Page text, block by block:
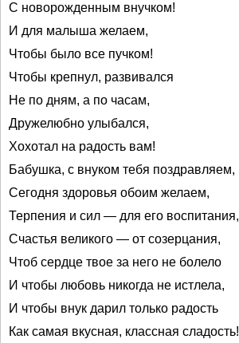
С новорожденным внучком!
И для малыша желаем,
Чтобы было все пучком!
Чтобы крепнул, развивался
Не по дням, а по часам,
Дружелюбно улыбался,
Хохотал на радость вам!
Бабушка, с внуком тебя поздравляем,
Сегодня здоровья обоим желаем,
Терпения и сил — для его воспитания,
Счастья великого — от созерцания,
Чтоб сердце твое за него не болело
И чтобы любовь никогда не истлела,
И чтобы внук дарил только радость
Как самая вкусная, классная сладость!